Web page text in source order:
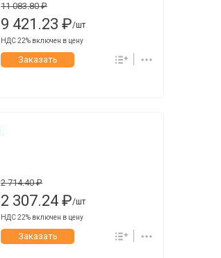
11 083.80 ₽
9 421.23 ₽/шт
НДС 22% включен в цену
Заказать
2 714.40 ₽
2 307.24 ₽/шт
НДС 22% включен в цену
Заказать